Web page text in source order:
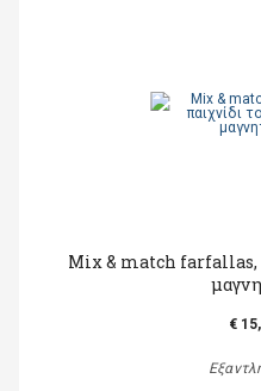
Mix & match farfallas,
€